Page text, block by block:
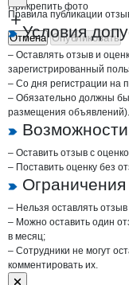
Прикрепить фото
Отмена Опубликовать
Правила публикации
Условия
– Оставлять отзыв и
зарегистрированный
– Со дня регистрации на
– Обязательно должны
размещения объявлений).
Возможности
– Оставить отзыв с
– Поставить оценку без
Ограничения
– Нельзя оставлять
– Можно оставить один
в месяц;
– Сотрудники не могут
комментировать их.